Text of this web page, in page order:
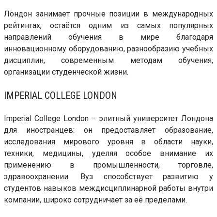
Лондон занимает прочные позиции в международных
рейтингах, остаётся одним из самых популярных
направлений обучения в мире благодаря
инновационному оборудованию, разнообразию учебных
дисциплин, современным методам обучения,
организации студенческой жизни.
IMPERIAL COLLEGE LONDON
Imperial College London – элитный университет Лондона
для иностранцев: он предоставляет образование,
исследования мирового уровня в области науки,
техники, медицины, уделяя особое внимание их
применению в промышленности, торговле,
здравоохранении. Вуз способствует развитию у
студентов навыков междисциплинарной работы внутри
компании, широко сотрудничает за её пределами.